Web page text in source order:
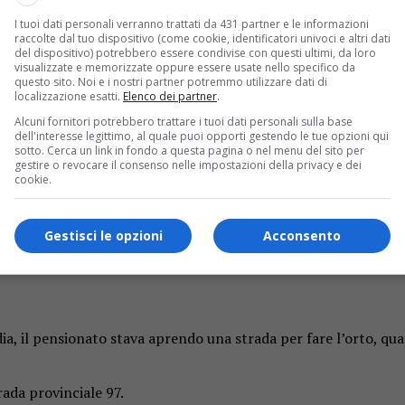
aprire una strada per l’orto, inutili i tentativi di
da un escavatore
Tragico incidente accaduto nel tardo pomeriggio di ieri,
, un uomo è morto dopo esser finito sotto al suo
di 83 anni
il pensionato stava aprendo una strada per fare l’orto,
provinciale 97.
I tuoi dati personali verranno trattati da 431 partner e le informazioni
raccolte dal tuo dispositivo (come cookie, identificatori univoci e altri dati
del dispositivo) potrebbero essere condivise con questi ultimi, da loro
visualizzate e memorizzate oppure essere usate nello specifico da
questo sito. Noi e i nostri partner potremmo utilizzare dati di
localizzazione esatti. Elenco dei partner.
Alcuni fornitori potrebbero trattare i tuoi dati personali sulla base
dell'interesse legittimo, al quale puoi opporti gestendo le tue opzioni qui
sotto. Cerca un link in fondo a questa pagina o nel menu del sito per
gestire o revocare il consenso nelle impostazioni della privacy e dei
cookie.
Acconsento
Gestisci le opzioni